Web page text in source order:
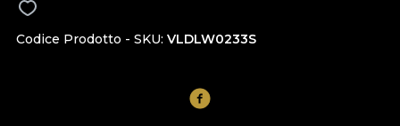
Codice Prodotto - SKU VLDLW0233S